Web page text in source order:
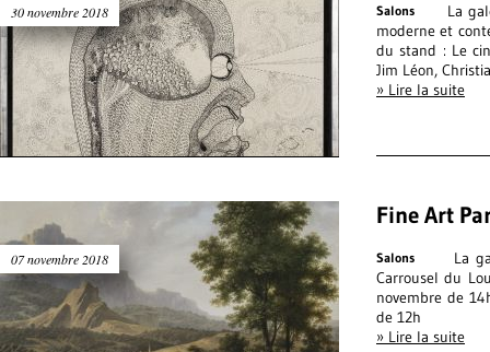
30 novembre 2018 Salons
La
moderne et
du stand : Le
Jim Léon,
» Lire la suite
07 novembre 2018
Fine Art
Salons
La
Carrousel du
novembre de
de 12h
» Lire la suite